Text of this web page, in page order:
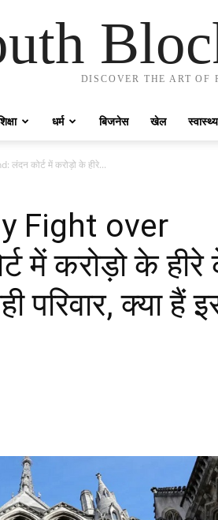
DISCOVER THE ART OF
धर्म बिजनेस खेल स्वास्थ्य
कोर्ट में करोड़ो के हीरे...
Fight over
में करोड़ो के हीरे
परिवार, क्या हैं